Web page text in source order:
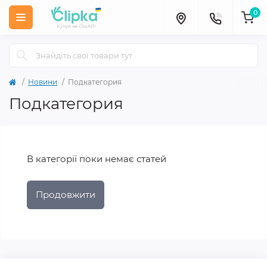
0
Новини Подкатегория
Подкатегория
В категорії поки немає статей
Продовжити